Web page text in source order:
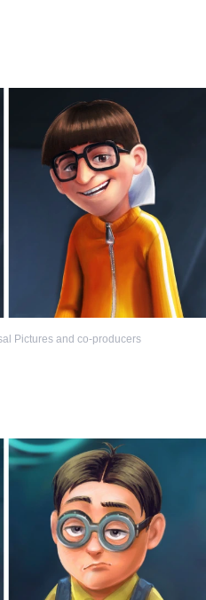
Pictures and co-producers